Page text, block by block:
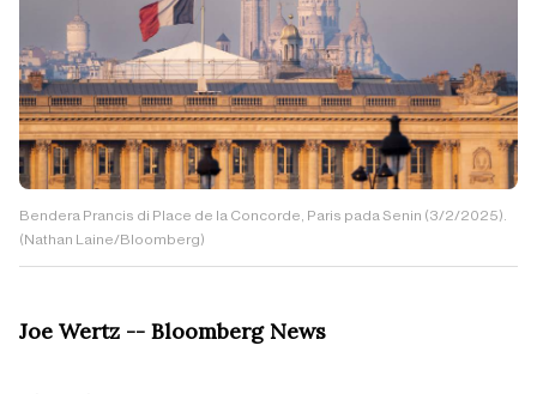
Bendera Prancis di Place de la Concorde, Paris pada Senin (3/2/2025).
(Nathan Laine/Bloomberg)
Joe Wertz -- Bloomberg News